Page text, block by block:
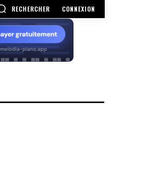
RECHERCHER CONNEXION